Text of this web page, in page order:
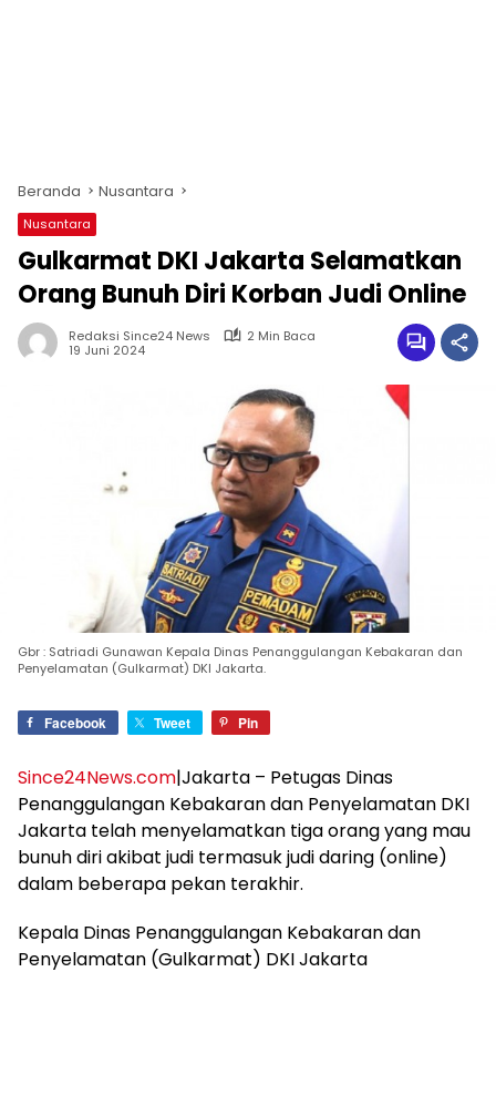
Beranda Nusantara
Nusantara
Gulkarmat DKI Jakarta Selamatkan
Orang Bunuh Diri Korban Judi Online
Redaksi Since24 News
2 Min Baca
19 Juni 2024
Gbr : Satriadi Gunawan Kepala Dinas Penanggulangan Kebakaran dan
Penyelamatan (Gulkarmat) DKI Jakarta.
Facebook Tweet Pin
Since24News.com|Jakarta – Petugas Dinas
Penanggulangan Kebakaran dan Penyelamatan DKI
Jakarta telah menyelamatkan tiga orang yang mau
bunuh diri akibat judi termasuk judi daring (online)
dalam beberapa pekan terakhir.
Kepala Dinas Penanggulangan Kebakaran dan
Penyelamatan (Gulkarmat) DKI Jakarta